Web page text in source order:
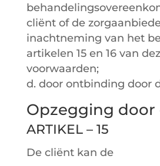
cliënt of de
inachtneming van het
artikelen 15 en 16 van
voorwaarden;
d. door ontbinding door
Opzegging door
ARTIKEL – 15
De cliënt kan de